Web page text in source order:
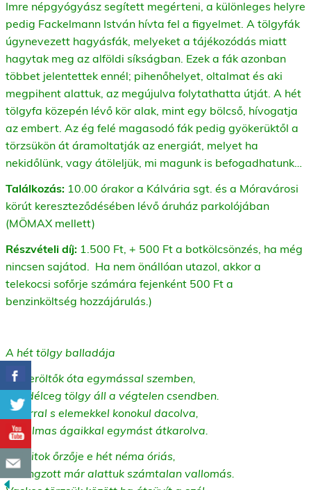
Imre népgyógyász segített megérteni, a különleges helyre
pedig Fackelmann István hívta fel a figyelmet. A tölgyfák
úgynevezett hagyásfák, melyeket a tájékozódás miatt
hagytak meg az alföldi síkságban. Ezek a fák azonban
többet jelentettek ennél; pihenőhelyet, oltalmat és aki
megpihent alattuk, az megújulva folytathatta útját. A hét
tölgyfa közepén lévő kör alak, mint egy bölcső, hívogatja
az embert. Az ég felé magasodó fák pedig gyökerüktől a
törzsükön át áramoltatják az energiát, melyet ha
nekidőlünk, vagy átöleljük, mi magunk is befogadhatunk…
Találkozás: 10.00 órakor a Kálvária sgt. és a Móravárosi
körút kereszteződésében lévő áruház parkolójában
(MÖMAX mellett)
Részvételi díj: 1.500 Ft, + 500 Ft a botkölcsönzés, ha még
nincsen sajátod. Ha nem önállóan utazol, akkor a
telekocsi sofőrje számára fejenként 500 Ft a
benzinköltség hozzájárulás.)
A hét tölgy balladája
Emberöltők óta egymással szemben,
Hét délceg tölgy áll a végtelen csendben.
Viharral s elemekkel konokul dacolva,
Hatalmas ágaikkal egymást átkarolva.
Sok titok őrzője e hét néma óriás,
Elhangzott már alattuk számtalan vallomás.